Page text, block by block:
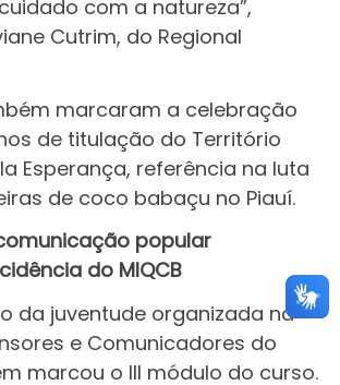
com a natureza”,
Cutrim, do Regional
marcaram a celebração
de titulação do Território
Esperança, referência na luta
de coco babaçu no Piauí.
popular
do MIQCB
da juventude organizada na
e Comunicadores do
marcou o III módulo do curso.